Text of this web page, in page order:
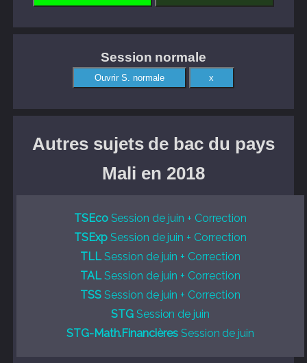
Session normale
Autres sujets de bac du pays
Mali en 2018
TSEcoSession de juin + Correction
TSExp Session de juin + Correction
TLLSession de juin + Correction
TALSession de juin + Correction
TSS Session de juin + Correction
STGSession de juin
STG-Math.FinancièresSession de juin